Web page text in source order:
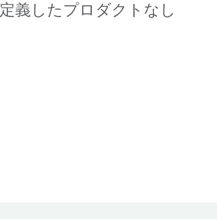
定義したプロダクトなし